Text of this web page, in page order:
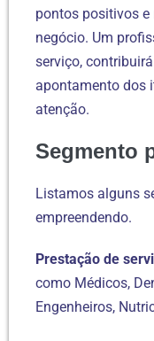
pontos positivos
negócio. Um
serviço,
apontamento dos
atenção.
Segmento
Listamos alguns
empreendendo.
Prestação de
como Médicos,
Engenheiros,